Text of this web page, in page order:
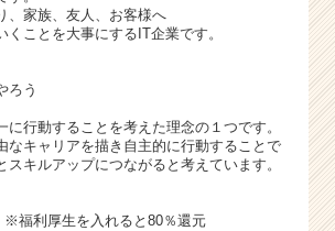
e
e
、家族、友人、お客様へ
くことを大事にするIT企業です。
ろう
に行動することを考えた理念の１つです。
なキャリアを描き自主的に行動することで
スキルアップにつながると考えています。
※福利厚生を入れると80％還元